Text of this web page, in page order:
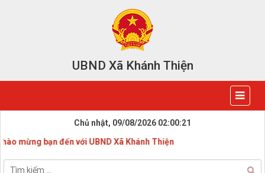
UBND Xã Khánh Thiện
Chủ nhật, 09/08/2026 02:00:22
bạn đến với UBND Xã Khánh Thiện